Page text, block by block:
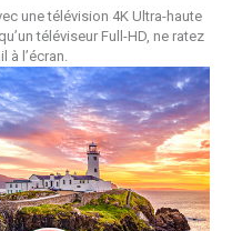
une télévision 4K Ultra-haute
téléviseur Full-HD, ne ratez
à l’écran.